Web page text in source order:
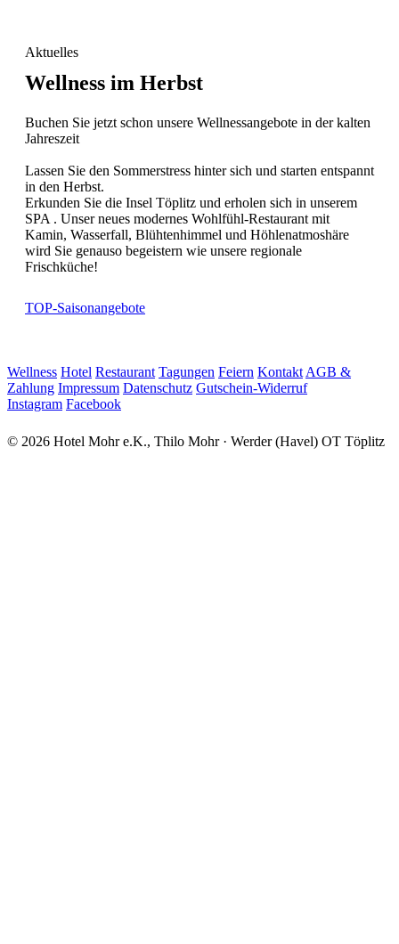
Aktuelles
Wellness im Herbst
Buchen Sie jetzt schon unsere Wellnessangebote in der kalten
Jahreszeit
Lassen Sie den Sommerstress hinter sich und starten entspannt
in den Herbst.
Erkunden Sie die Insel Töplitz und erholen sich in unserem
SPA . Unser neues modernes Wohlfühl-Restaurant mit
Kamin, Wasserfall, Blühtenhimmel und Höhlenatmoshäre
wird Sie genauso begeistern wie unsere regionale
Frischküche!
TOP-Saisonangebote
Wellness Hotel Restaurant Tagungen Feiern Kontakt AGB &
Zahlung Impressum Datenschutz Gutschein-Widerruf
Instagram Facebook
© 2026 Hotel Mohr e.K., Thilo Mohr · Werder (Havel) OT Töplitz